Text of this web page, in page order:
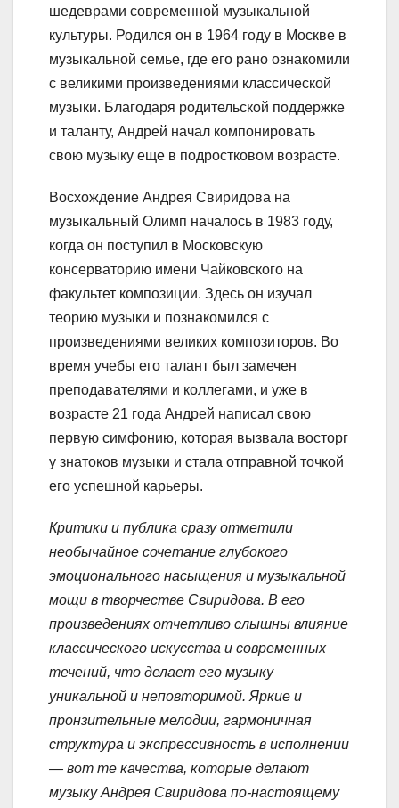
шедеврами современной музыкальной
культуры. Родился он в 1964 году в Москве в
музыкальной семье, где его рано ознакомили
с великими произведениями классической
музыки. Благодаря родительской поддержке
и таланту, Андрей начал компонировать
свою музыку еще в подростковом возрасте.
Восхождение Андрея Свиридова на
музыкальный Олимп началось в 1983 году,
когда он поступил в Московскую
консерваторию имени Чайковского на
факультет композиции. Здесь он изучал
теорию музыки и познакомился с
произведениями великих композиторов. Во
время учебы его талант был замечен
преподавателями и коллегами, и уже в
возрасте 21 года Андрей написал свою
первую симфонию, которая вызвала восторг
у знатоков музыки и стала отправной точкой
его успешной карьеры.
Критики и публика сразу отметили
необычайное сочетание глубокого
эмоционального насыщения и музыкальной
мощи в творчестве Свиридова. В его
произведениях отчетливо слышны влияние
классического искусства и современных
течений, что делает его музыку
уникальной и неповторимой. Яркие и
пронзительные мелодии, гармоничная
структура и экспрессивность в исполнении
— вот те качества, которые делают
музыку Андрея Свиридова по-настоящему